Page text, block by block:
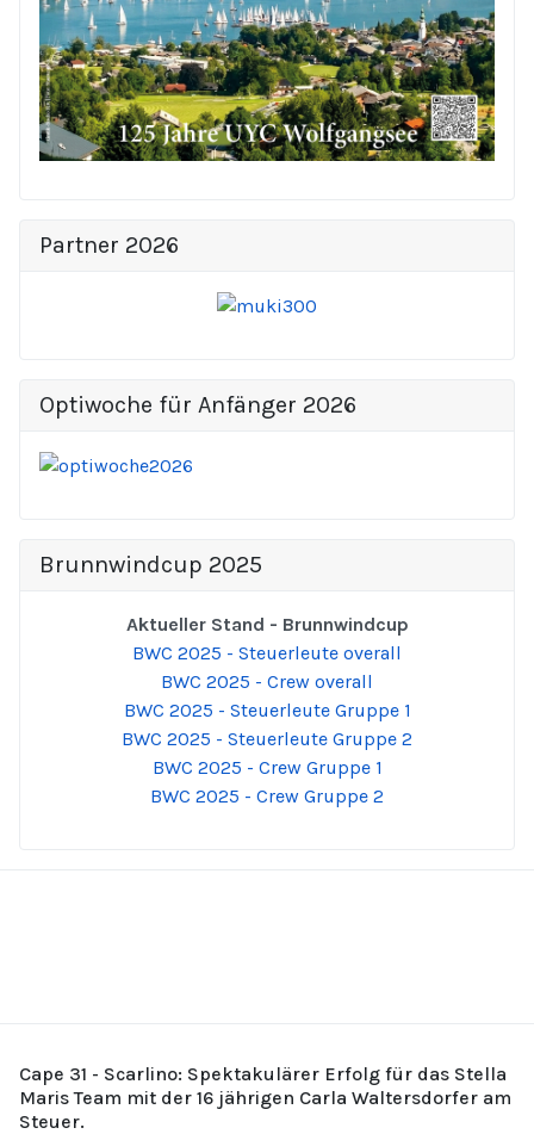
Partner 2026
Optiwoche für Anfänger 2026
Brunnwindcup 2025
Aktueller Stand - Brunnwindcup
BWC 2025 - Steuerleute overall
BWC 2025 - Crew overall
BWC 2025 - Steuerleute Gruppe 1
BWC 2025 - Steuerleute Gruppe 2
BWC 2025 - Crew Gruppe 1
BWC 2025 - Crew Gruppe 2
Cape 31 - Scarlino: Spektakulärer Erfolg für das Stella
Maris Team mit der 16 jährigen Carla Waltersdorfer am
Steuer.